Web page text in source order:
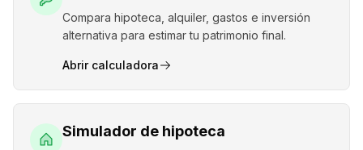
Compara hipoteca, alquiler, gastos e inversión
alternativa para estimar tu patrimonio final.
Abrir calculadora
Simulador de hipoteca